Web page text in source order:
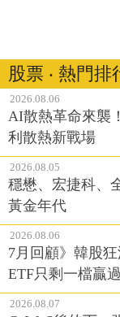
股票 ‧ 熱門排
2026.08.06
AI散熱革命來襲
利散熱新戰場
2026.08.05
穩懋、宏捷科、
黃金年代
2026.08.06
7月回顧》韓股
ETF只剩一檔贏
2026.08.07